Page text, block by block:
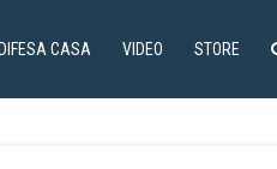
DIFESA CASA VIDEO STORE